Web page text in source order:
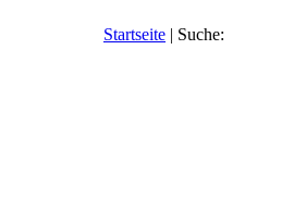
Startseite | Suche: